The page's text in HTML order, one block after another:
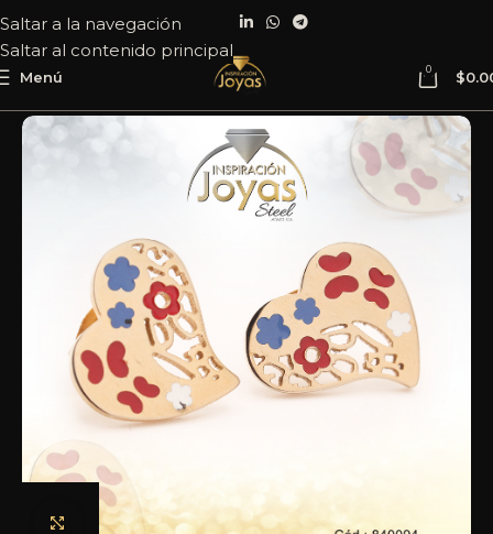
Saltar a la navegación
Saltar al contenido principal
Menú 0 $
Haga clic para ampliar